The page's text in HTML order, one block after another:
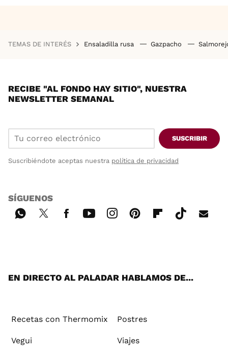
TEMAS DE INTERÉS Ensaladilla rusa Gazpacho
RECIBE "AL FONDO HAY SITIO", NUESTRA
NEWSLETTER SEMANAL
SUSCRIBIR
Suscribiéndote aceptas nuestra política de privacidad
SÍGUENOS
EN DIRECTO AL PALADAR HABLAMOS DE...
Recetas con Thermomix Postres
Vegui Viajes